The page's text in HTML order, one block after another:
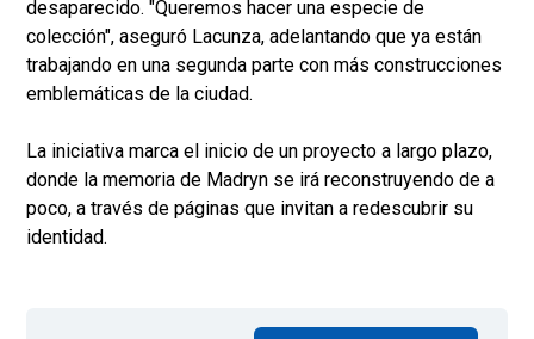
desaparecido. "Queremos hacer una especie de
colección", aseguró Lacunza, adelantando que ya están
trabajando en una segunda parte con más construcciones
emblemáticas de la ciudad.
La iniciativa marca el inicio de un proyecto a largo plazo,
donde la memoria de Madryn se irá reconstruyendo de a
poco, a través de páginas que invitan a redescubrir su
identidad.